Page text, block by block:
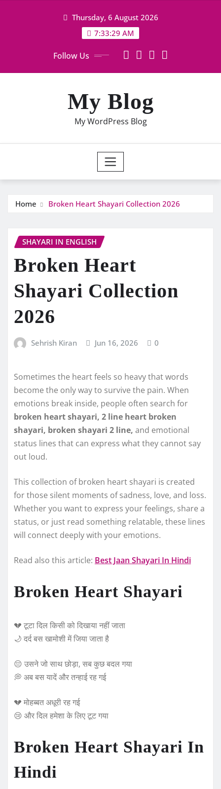
Thursday, 6 August 2026
7:33:29 AM
Follow Us
My Blog
My WordPress Blog
Home Broken Heart Shayari Collection 2026
SHAYARI IN ENGLISH
Broken Heart
Shayari Collection
2026
Sehrish Kiran Jun 16, 2026 0
Sometimes the heart feels so heavy that words
become the only way to survive the pain. When
emotions break inside, people often search for
broken heart shayari, 2 line heart broken
shayari, broken shayari 2 line, and emotional
status lines that can express what they cannot say
out loud.
This collection of broken heart shayari is created
for those silent moments of sadness, love, and loss.
Whether you want to express your feelings, share a
status, or just read something relatable, these lines
will connect deeply with your emotions.
Read also this article: Best Jaan Shayari In Hindi
Broken Heart Shayari
💔 टूटा दिल किसी को दिखाया नहीं जाता
🌙 दर्द बस खामोशी में जिया जाता है
😔 उसने जो साथ छोड़ा, सब कुछ बदल गया
💭 अब बस यादें और तन्हाई रह गई
💔 मोहब्बत अधूरी रह गई
😢 और दिल हमेशा के लिए टूट गया
Broken Heart Shayari In
Hindi